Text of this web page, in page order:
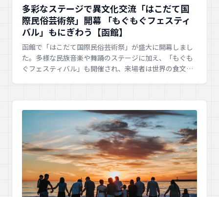
多彩なステージで異文化交流「はこだて国
際民俗芸術祭」開幕 「もぐもぐフェスティ
バル」もにぎわう【函館】
函館で「はこだて国際民俗芸術祭」が盛大に開幕しまし
た。多様な民族音楽や舞踊のステージに加え、「もぐも
ぐフェスティバル」も開催され、来場者は世界の食文化